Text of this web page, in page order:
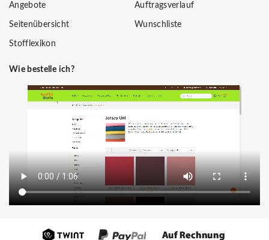
Angebote
Seitenübersicht
Stofflexikon
Auftragsverlauf
Wunschliste
Wie bestelle ich?